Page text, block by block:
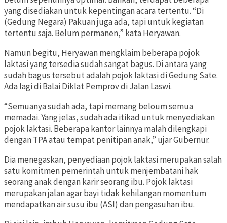
yang disediakan untuk kepentingan acara tertentu. “Di
(Gedung Negara) Pakuan juga ada, tapi untuk kegiatan
tertentu saja. Belum permanen,” kata Heryawan.
Namun begitu, Heryawan mengklaim beberapa pojok
laktasi yang tersedia sudah sangat bagus. Di antara yang
sudah bagus tersebut adalah pojok laktasi di Gedung Sate.
Ada lagi di Balai Diklat Pemprov di Jalan Laswi.
“Semuanya sudah ada, tapi memang beloum semua
memadai. Yang jelas, sudah ada itikad untuk menyediakan
pojok laktasi. Beberapa kantor lainnya malah dilengkapi
dengan TPA atau tempat penitipan anak,” ujar Gubernur.
Dia menegaskan, penyediaan pojok laktasi merupakan salah
satu komitmen pemerintah untuk menjembatani hak
seorang anak dengan karir seorang ibu. Pojok laktasi
merupakan jalan agar bayi tidak kehilangan momentum
mendapatkan air susu ibu (ASI) dan pengasuhan ibu.